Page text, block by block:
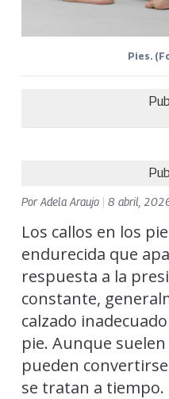
Pies.
PorAdela Araujo 8 abril,
Los callos en los
endurecida que
respuesta a la
constante,
calzado
pie. Aunque
pueden
se tratan a tiempo.